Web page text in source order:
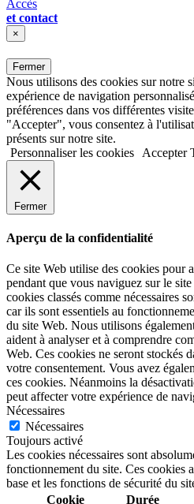
Accès
et contact
×
Fermer
Nous utilisons des cookies sur notre
expérience de navigation
préférences dans vos différentes
"Accepter", vous consentez à
présents sur notre site.
Personnaliser les cookies
Accepter
Fermer
Aperçu de la confidentialité
Ce site Web utilise des cookies pour
pendant que vous naviguez sur le
cookies classés comme nécessaires
car ils sont essentiels au
du site Web. Nous utilisons
aident à analyser et à comprendre
Web. Ces cookies ne seront stockés
votre consentement. Vous avez
ces cookies. Néanmoins la
peut affecter votre expérience de
Nécessaires
Nécessaires
Toujours activé
Les cookies nécessaires sont
fonctionnement du site. Ces cookies
base et les fonctions de sécurité du
Cookie
Durée